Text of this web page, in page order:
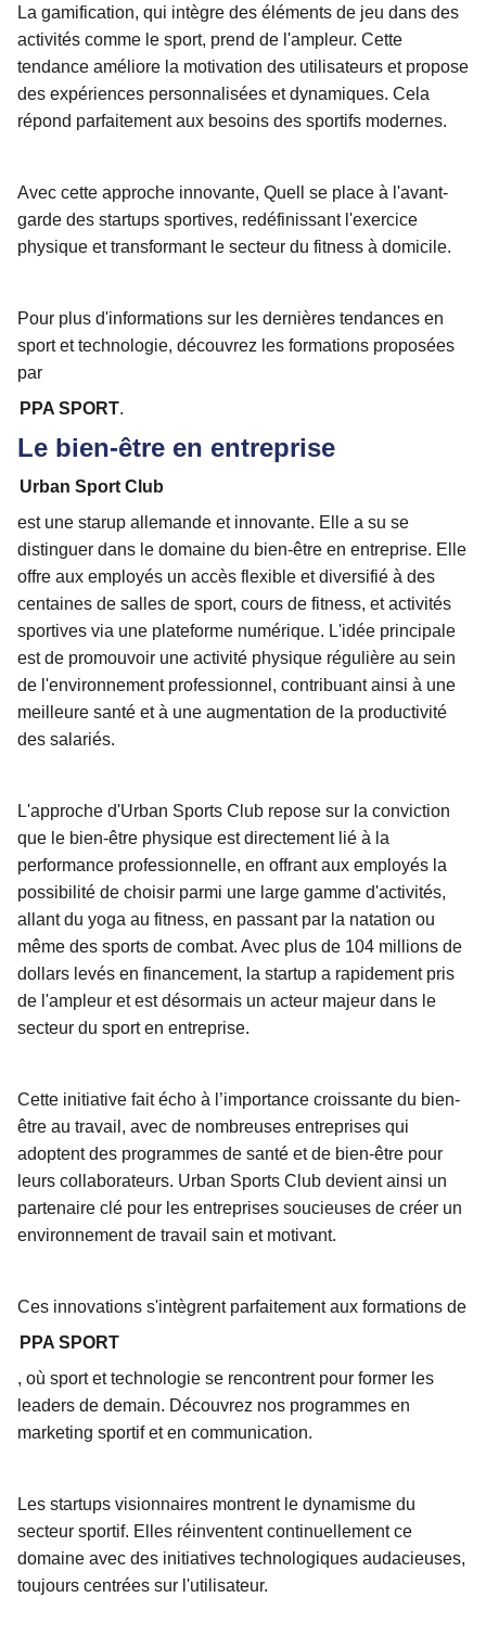
La gamification, qui intègre des éléments de jeu dans des
activités comme le sport, prend de l'ampleur. Cette
tendance améliore la motivation des utilisateurs et propose
des expériences personnalisées et dynamiques. Cela
répond parfaitement aux besoins des sportifs modernes.
Avec cette approche innovante, Quell se place à l'avant-
garde des startups sportives, redéfinissant l'exercice
physique et transformant le secteur du fitness à domicile.
Pour plus d'informations sur les dernières tendances en
sport et technologie, découvrez les formations proposées
par
PPA SPORT.
Le bien-être en entreprise
Urban Sport Club
est une starup allemande et innovante. Elle a su se
distinguer dans le domaine du bien-être en entreprise. Elle
offre aux employés un accès flexible et diversifié à des
centaines de salles de sport, cours de fitness, et activités
sportives via une plateforme numérique. L'idée principale
est de promouvoir une activité physique régulière au sein
de l'environnement professionnel, contribuant ainsi à une
meilleure santé et à une augmentation de la productivité
des salariés.
L'approche d'Urban Sports Club repose sur la conviction
que le bien-être physique est directement lié à la
performance professionnelle, en offrant aux employés la
possibilité de choisir parmi une large gamme d'activités,
allant du yoga au fitness, en passant par la natation ou
même des sports de combat. Avec plus de 104 millions de
dollars levés en financement, la startup a rapidement pris
de l'ampleur et est désormais un acteur majeur dans le
secteur du sport en entreprise.
Cette initiative fait écho à l’importance croissante du bien-
être au travail, avec de nombreuses entreprises qui
adoptent des programmes de santé et de bien-être pour
leurs collaborateurs. Urban Sports Club devient ainsi un
partenaire clé pour les entreprises soucieuses de créer un
environnement de travail sain et motivant.
Ces innovations s'intègrent parfaitement aux formations de
PPA SPORT
, où sport et technologie se rencontrent pour former les
leaders de demain. Découvrez nos programmes en
marketing sportif et en communication.
Les startups visionnaires montrent le dynamisme du
secteur sportif. Elles réinventent continuellement ce
domaine avec des initiatives technologiques audacieuses,
toujours centrées sur l'utilisateur.